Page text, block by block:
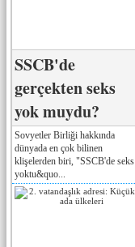
SSCB'de
gerçekten seks
yok muydu?
Sovyetler Birliği hakkında
dünyada en çok bilinen
klişelerden biri, "SSCB'de seks
yoktu&quo...